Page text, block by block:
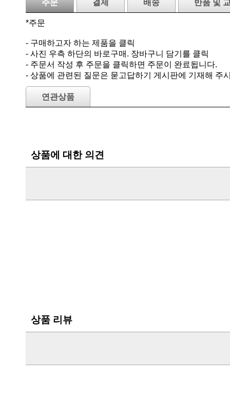
주문 결제 배송 반품 및
*주문
- 구매하고자 하는 제품을 클릭
- 사진 우측 하단의 바로구매. 장바구니 담기를 클릭
- 주문서 작성 후 주문을 클릭하면 주문이 완료됩니다.
- 상품에 관련된 질문은 묻고답하기 게시판에 기재해 주
연관상품
상품에 대한 의견
상품 리뷰